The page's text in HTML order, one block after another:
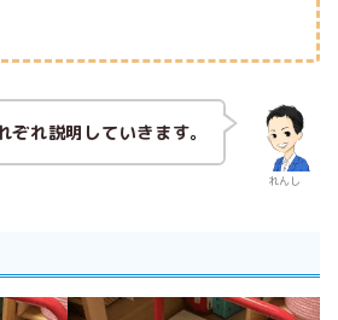
れんし
ぞれ説明していきます。